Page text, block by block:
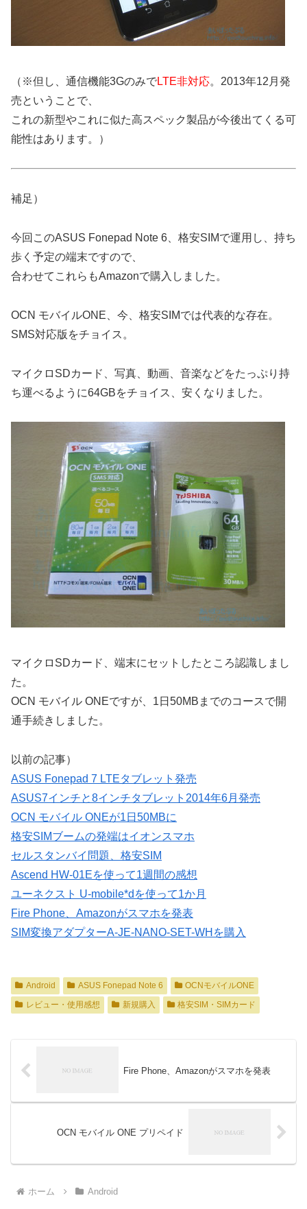
（※但し、通信機能3GのみでLTE非対応。2013年12月発
売ということで、
これの新型やこれに似た高スペック製品が今後出てくる可
能性はあります。）
補足）
今回このASUS Fonepad Note 6、格安SIMで運用し、持ち
歩く予定の端末ですので、
合わせてこれらもAmazonで購入しました。
OCN モバイルONE、今、格安SIMでは代表的な存在。
SMS対応版をチョイス。
マイクロSDカード、写真、動画、音楽などをたっぷり持
ち運べるように64GBをチョイス、安くなりました。
マイクロSDカード、端末にセットしたところ認識しまし
た。
OCN モバイル ONEですが、1日50MBまでのコースで開
通手続きしました。
以前の記事）
ASUS Fonepad 7 LTEタブレット発売
ASUS7インチと8インチタブレット2014年6月発売
OCN モバイル ONEが1日50MBに
格安SIMブームの発端はイオンスマホ
セルスタンバイ問題、格安SIM
Ascend HW-01Eを使って1週間の感想
ユーネクスト U-mobile*dを使って1か月
Fire Phone、Amazonがスマホを発表
SIM変換アダプターA-JE-NANO-SET-WHを購入
Android ASUS Fonepad Note 6
OCNモバイルONE
レビュー・使用感想
新規購入 格安SIM・SIMカード
Fire Phone、Amazonがスマホを発表
OCN モバイル ONE プリペイド
ホーム Android